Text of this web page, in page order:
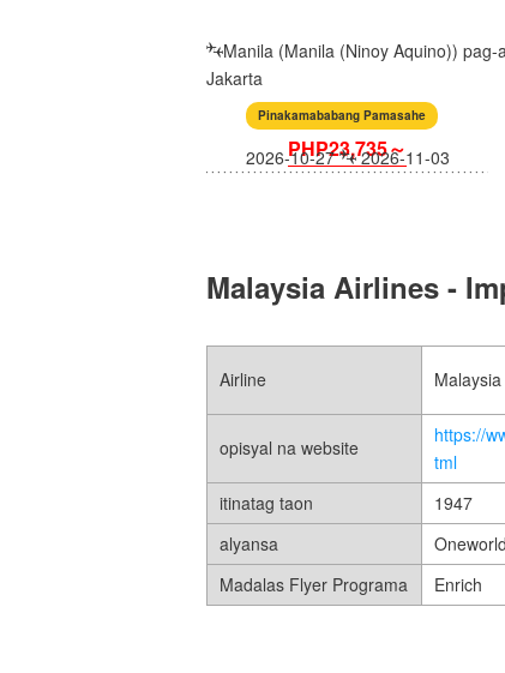
Manila (Manila (Ninoy Aquino)) pag-
Jakarta
Pinakamababang Pamasahe
PHP23,735～
2026-10-27 2026-11-03
Malaysia Airlines -
Airline
opisyal na website
https://
tml
itinatag taon
1947
alyansa
Oneworld
Madalas Flyer Programa
Enrich